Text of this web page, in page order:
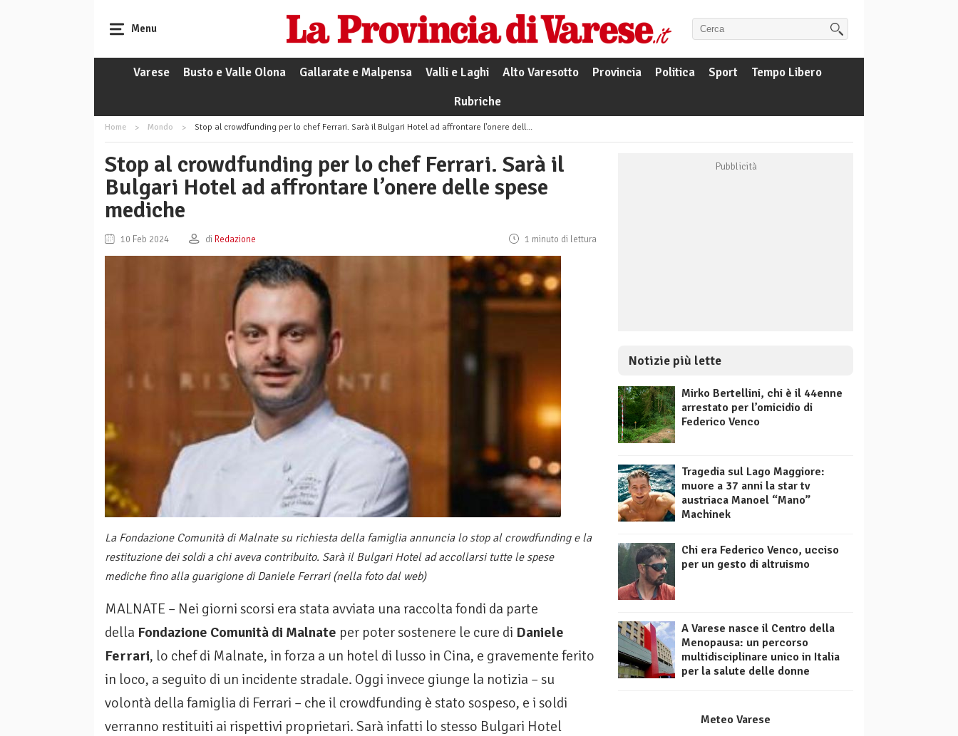
Menu
Varese Busto e Valle Olona Gallarate e Malpensa Valli e Laghi Alto Varesotto Provincia Politica Sport
Tempo Libero
Rubriche
Home Mondo Stop al crowdfunding per lo chef Ferrari. Sarà il Bulgari Hotel ad affrontare l’onere delle spese mediche
Stop al crowdfunding per lo chef Ferrari. Sarà il
Bulgari Hotel ad affrontare l’onere delle spese
mediche
10 Feb 2024 di Redazione 1 minuto di lettura
La Fondazione Comunità di Malnate su richiesta della famiglia annuncia lo stop al crowdfunding e la
restituzione dei soldi a chi aveva contribuito. Sarà il Bulgari Hotel ad accollarsi tutte le spese
mediche fino alla guarigione di Daniele Ferrari (nella foto dal web)
MALNATE – Nei giorni scorsi era stata avviata una raccolta fondi da parte
della Fondazione Comunità di Malnate per poter sostenere le cure di Daniele
Ferrari, lo chef di Malnate, in forza a un hotel di lusso in Cina, e gravemente ferito
in loco, a seguito di un incidente stradale. Oggi invece giunge la notizia – su
volontà della famiglia di Ferrari – che il crowdfunding è stato sospeso, e i soldi
verranno restituiti ai rispettivi proprietari. Sarà infatti lo stesso Bulgari Hotel
Notizie più lette
Mirko Bertellini, chi è il 44enne
arrestato per l’omicidio di
Federico Venco
Tragedia sul Lago Maggiore:
muore a 37 anni la star tv
austriaca Manoel “Mano”
Machinek
Chi era Federico Venco, ucciso
per un gesto di altruismo
A Varese nasce il Centro della
Menopausa: un percorso
multidisciplinare unico in Italia
per la salute delle donne
Meteo Varese